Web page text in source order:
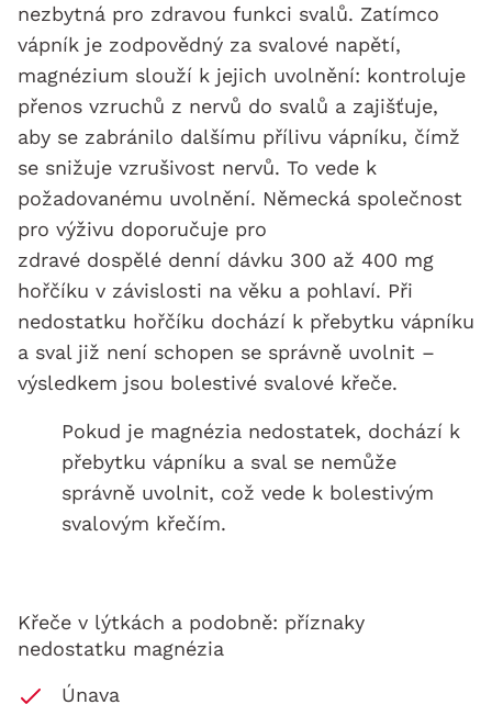
nezbytná pro zdravou funkci svalů. Zatímco
vápník je zodpovědný za svalové napětí,
magnézium slouží k jejich uvolnění: kontroluje
přenos vzruchů z nervů do svalů a zajišťuje,
aby se zabránilo dalšímu přílivu vápníku, čímž
se snižuje vzrušivost nervů. To vede k
požadovanému uvolnění. Německá společnost
pro výživu doporučuje pro
zdravé dospělé denní dávku 300 až 400 mg
hořčíku v závislosti na věku a pohlaví. Při
nedostatku hořčíku dochází k přebytku vápníku
a sval již není schopen se správně uvolnit –
výsledkem jsou bolestivé svalové křeče.
Pokud je magnézia nedostatek, dochází k
přebytku vápníku a sval se nemůže
správně uvolnit, což vede k bolestivým
svalovým křečím.
Křeče v lýtkách a podobně: příznaky
nedostatku magnézia
Únava